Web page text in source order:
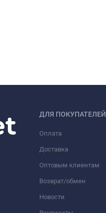
ДЛЯ ПОКУПАТЕЛЕЙ
Оплата
Доставка
Оптовым клиентам
Возврат/обмен
Новости